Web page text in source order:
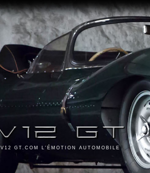
V12 GT.COM L'ÉMOTION AUTOMOBILE